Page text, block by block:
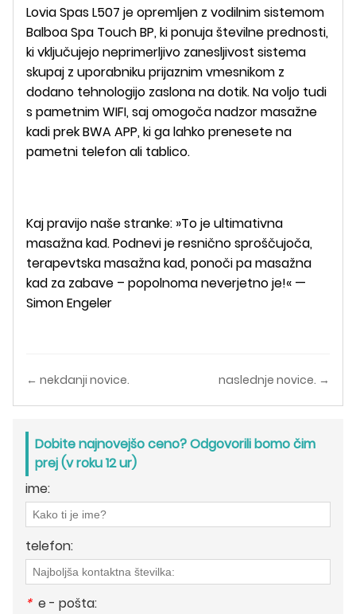
Lovia Spas L507 je opremljen z vodilnim sistemom
Balboa Spa Touch BP, ki ponuja številne prednosti,
ki vključujejo neprimerljivo zanesljivost sistema
skupaj z uporabniku prijaznim vmesnikom z
dodano tehnologijo zaslona na dotik. Na voljo tudi
s pametnim WIFI, saj omogoča nadzor masažne
kadi prek BWA APP, ki ga lahko prenesete na
pametni telefon ali tablico.
Kaj pravijo naše stranke: »To je ultimativna
masažna kad. Podnevi je resnično sproščujoča,
terapevtska masažna kad, ponoči pa masažna
kad za zabave – popolnoma neverjetno je!« —
Simon Engeler
← nekdanji novice. naslednje novice. →
Dobite najnovejšo ceno? Odgovorili bomo čim
prej (v roku 12 ur)
ime:
telefon:
* e - pošta: